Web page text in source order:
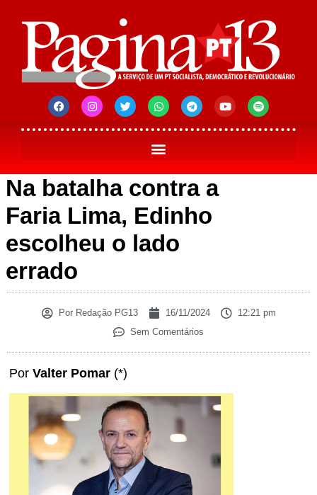
Na batalha contra a
Faria Lima, Edinho
escolheu o lado
errado
PorRedação PG13 16/11/2024
12:21 pm
Sem Comentários
Por Valter Pomar (*)